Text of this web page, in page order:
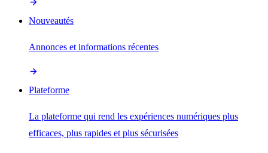
Nouveautés
Annonces et informations récentes
Plateforme
La plateforme qui rend les expériences numériques plus
efficaces, plus rapides et plus sécurisées